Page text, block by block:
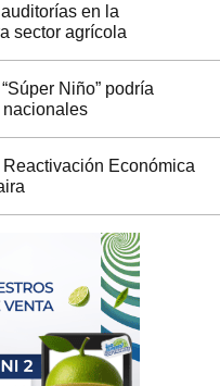
en la
sector agrícola
Niño” podría
nacionales
Económica